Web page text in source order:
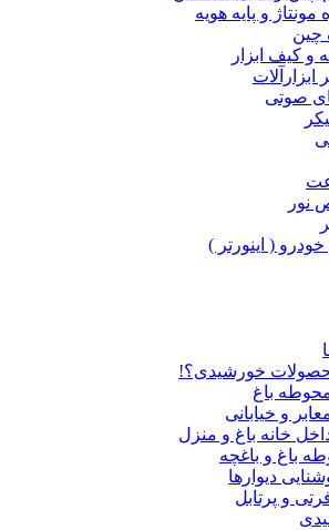
مونتاژ و پایه هویه
و کیف ابزار
ابزارآلات
صوتی
نور
( اینورتر )
خورشیدی؟!
باغ
و خیابانی
خانه باغ و منزل
باغ و باغچه
دیوارها
و پرتابل